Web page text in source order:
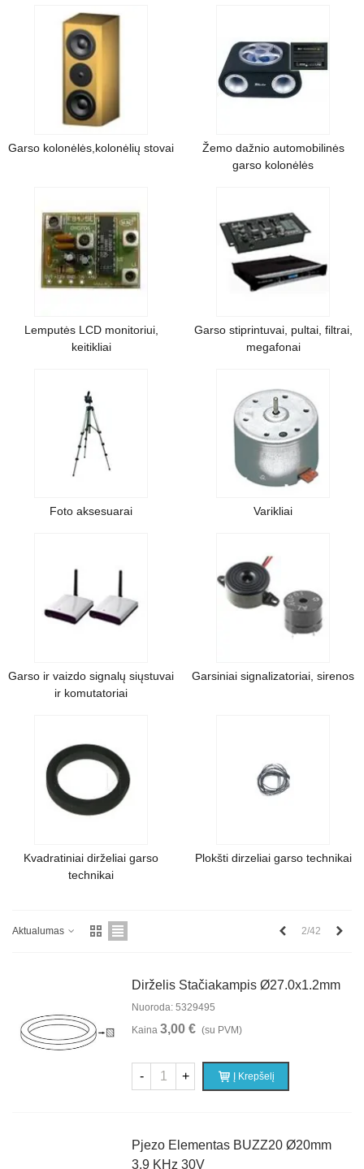
Garso kolonėlės,kolonėlių stovai
Žemo dažnio automobilinės
garso kolonėlės
Lemputės LCD monitoriui,
keitikliai
Garso stiprintuvai, pultai, filtrai,
megafonai
Foto aksesuarai Varikliai
Garso ir vaizdo signalų siųstuvai
ir komutatoriai
Garsiniai signalizatoriai, sirenos
Kvadratiniai dirželiai garso
technikai
Plokšti dirzeliai garso technikai
Aktualumas Ankstesnis
2/42
Dirželis Stačiakampis Ø27.0x1.2mm
Nuoroda: 5329495
Kaina3,00 € (su PVM)
- + Į Krepšelį
Pjezo Elementas BUZZ20 Ø20mm
3,9 KHz 30V